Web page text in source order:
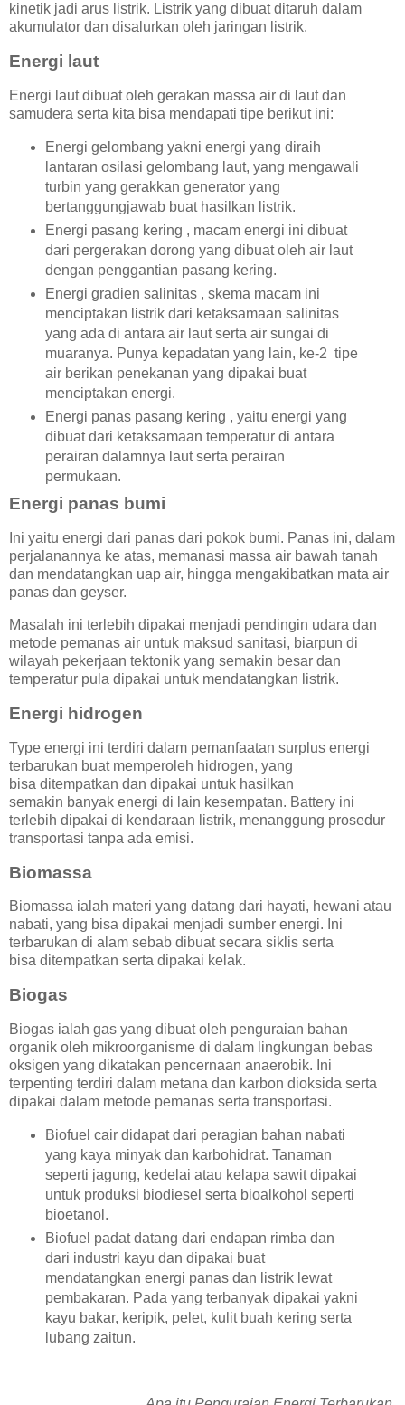
kinetik jadi arus listrik. Listrik yang dibuat ditaruh dalam
akumulator dan disalurkan oleh jaringan listrik.
Energi laut
Energi laut dibuat oleh gerakan massa air di laut dan
samudera serta kita bisa mendapati tipe berikut ini:
Energi gelombang yakni energi yang diraih
lantaran osilasi gelombang laut, yang mengawali
turbin yang gerakkan generator yang
bertanggungjawab buat hasilkan listrik.
Energi pasang kering , macam energi ini dibuat
dari pergerakan dorong yang dibuat oleh air laut
dengan penggantian pasang kering.
Energi gradien salinitas , skema macam ini
menciptakan listrik dari ketaksamaan salinitas
yang ada di antara air laut serta air sungai di
muaranya. Punya kepadatan yang lain, ke-2 tipe
air berikan penekanan yang dipakai buat
menciptakan energi.
Energi panas pasang kering , yaitu energi yang
dibuat dari ketaksamaan temperatur di antara
perairan dalamnya laut serta perairan
permukaan.
Energi panas bumi
Ini yaitu energi dari panas dari pokok bumi. Panas ini, dalam
perjalanannya ke atas, memanasi massa air bawah tanah
dan mendatangkan uap air, hingga mengakibatkan mata air
panas dan geyser.
Masalah ini terlebih dipakai menjadi pendingin udara dan
metode pemanas air untuk maksud sanitasi, biarpun di
wilayah pekerjaan tektonik yang semakin besar dan
temperatur pula dipakai untuk mendatangkan listrik.
Energi hidrogen
Type energi ini terdiri dalam pemanfaatan surplus energi
terbarukan buat memperoleh hidrogen, yang
bisa ditempatkan dan dipakai untuk hasilkan
semakin banyak energi di lain kesempatan. Battery ini
terlebih dipakai di kendaraan listrik, menanggung prosedur
transportasi tanpa ada emisi.
Biomassa
Biomassa ialah materi yang datang dari hayati, hewani atau
nabati, yang bisa dipakai menjadi sumber energi. Ini
terbarukan di alam sebab dibuat secara siklis serta
bisa ditempatkan serta dipakai kelak.
Biogas
Biogas ialah gas yang dibuat oleh penguraian bahan
organik oleh mikroorganisme di dalam lingkungan bebas
oksigen yang dikatakan pencernaan anaerobik. Ini
terpenting terdiri dalam metana dan karbon dioksida serta
dipakai dalam metode pemanas serta transportasi.
Biofuel cair didapat dari peragian bahan nabati
yang kaya minyak dan karbohidrat. Tanaman
seperti jagung, kedelai atau kelapa sawit dipakai
untuk produksi biodiesel serta bioalkohol seperti
bioetanol.
Biofuel padat datang dari endapan rimba dan
dari industri kayu dan dipakai buat
mendatangkan energi panas dan listrik lewat
pembakaran. Pada yang terbanyak dipakai yakni
kayu bakar, keripik, pelet, kulit buah kering serta
lubang zaitun.